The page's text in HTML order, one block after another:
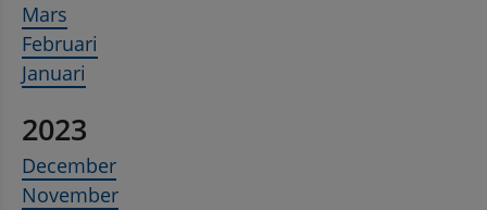
Mars
Februari
Januari
2023
December
November